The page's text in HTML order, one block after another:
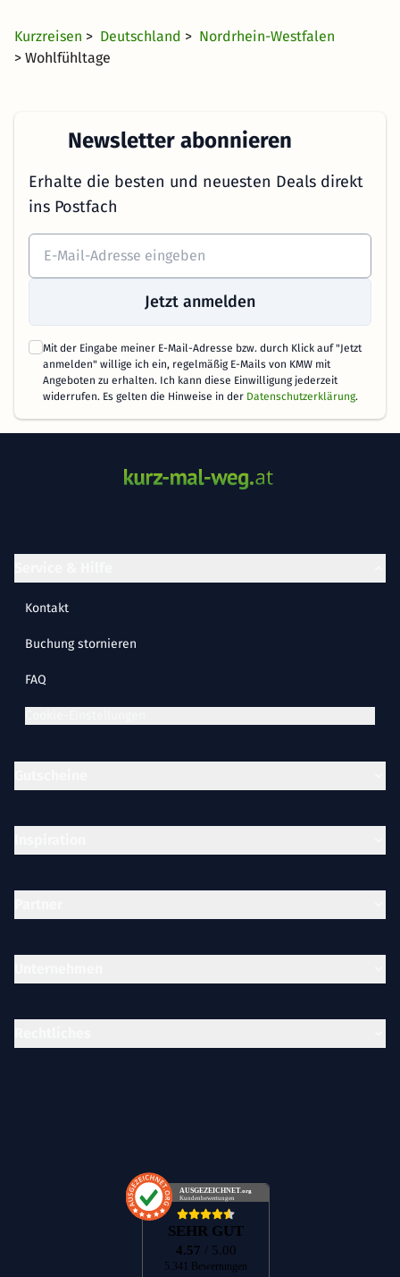
Kurzreisen > Deutschland > Nordrhein-Westfalen
> Wohlfühltage
Newsletter abonnieren
Erhalte die besten und neuesten Deals direkt
ins Postfach
Jetzt anmelden
Mit der Eingabe meiner E-Mail-Adresse bzw. durch Klick auf "Jetzt
anmelden" willige ich ein, regelmäßig E-Mails von KMW mit
Angeboten zu erhalten. Ich kann diese Einwilligung jederzeit
widerrufen. Es gelten die Hinweise in der Datenschutzerklärung.
AUSGEZEICHNET.org
Kundenbewertungen
SEHR GUT
4.57 / 5.00
5.341 Bewertungen
Kontakt
Buchung stornieren
FAQ